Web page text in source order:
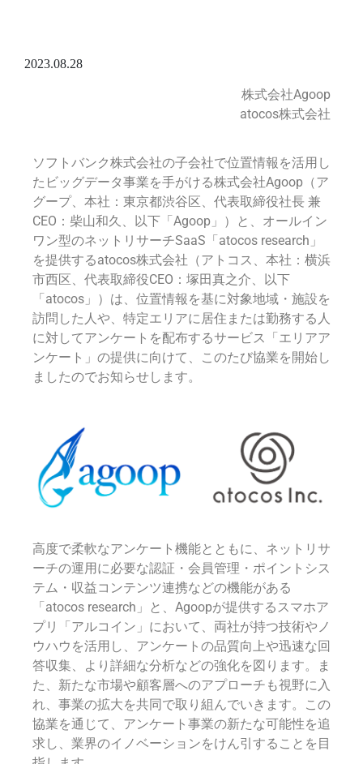
2023.08.28
株式会社Agoop
atocos株式会社
ソフトバンク株式会社の子会社で位置情報を活用し
たビッグデータ事業を手がける株式会社Agoop（ア
グープ、本社：東京都渋谷区、代表取締役社長 兼
CEO：柴山和久、以下「Agoop」）と、オールイン
ワン型のネットリサーチSaaS「atocos research」
を提供するatocos株式会社（アトコス、本社：横浜
市西区、代表取締役CEO：塚田真之介、以下
「atocos」）は、位置情報を基に対象地域・施設を
訪問した人や、特定エリアに居住または勤務する人
に対してアンケートを配布するサービス「エリアア
ンケート」の提供に向けて、このたび協業を開始し
ましたのでお知らせします。
高度で柔軟なアンケート機能とともに、ネットリサ
ーチの運用に必要な認証・会員管理・ポイントシス
テム・収益コンテンツ連携などの機能がある
「atocos research」と、Agoopが提供するスマホア
プリ「アルコイン」において、両社が持つ技術やノ
ウハウを活用し、アンケートの品質向上や迅速な回
答収集、より詳細な分析などの強化を図ります。ま
た、新たな市場や顧客層へのアプローチも視野に入
れ、事業の拡大を共同で取り組んでいきます。この
協業を通じて、アンケート事業の新たな可能性を追
求し、業界のイノベーションをけん引することを目